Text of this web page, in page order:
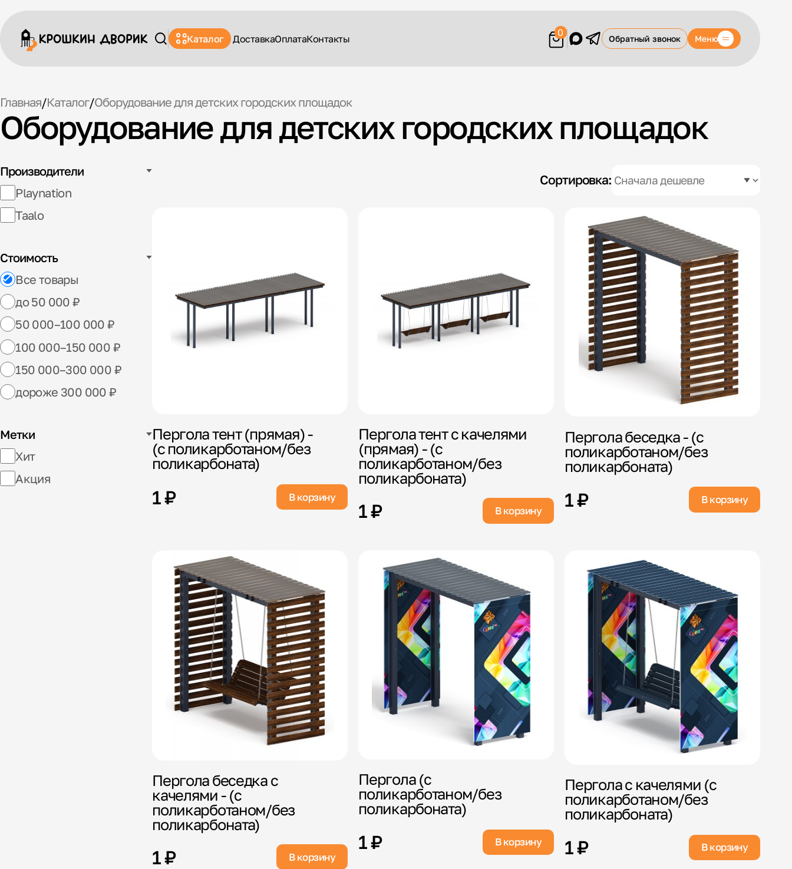
Каталог ДоставкаОплатаКонтакты
0
Обратный звонок Меню
Главная/Каталог/Оборудование для детских городских площадок
Оборудование для детских городских площадок
Производители
Playnation
Taalo
Стоимость
Все товары
до 50 000 ₽
50 000–100 000 ₽
100 000–150 000 ₽
150 000–300 000 ₽
дороже 300 000 ₽
Метки
Хит
Акция
Сортировка:
Пергола тент (прямая) -
(с поликарботаном/без
поликарбоната)
1 ₽ В корзину
Пергола тент с качелями
(прямая) - (с
поликарботаном/без
поликарбоната)
1 ₽ В корзину
Пергола беседка - (с
поликарботаном/без
поликарбоната)
1 ₽ В корзину
Пергола беседка с
качелями - (с
поликарботаном/без
поликарбоната)
1 ₽ В корзину
Пергола (с
поликарботаном/без
поликарбоната)
1 ₽ В корзину
Пергола с качелями (с
поликарботаном/без
поликарбоната)
1 ₽ В корзину